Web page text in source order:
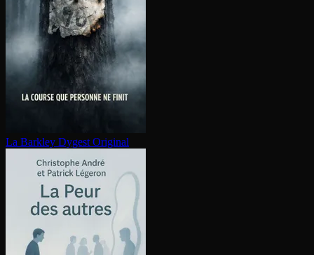
La Barkley Dygest Original